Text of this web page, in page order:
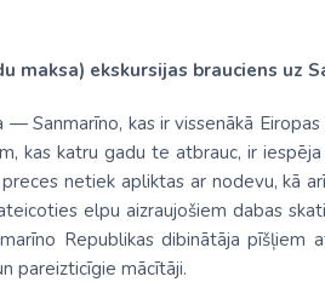
maksa) ekskursijas brauciens uz
Sanmarīno, kas ir vissenākā
kas katru gadu te atbrauc, ir
netiek apliktas ar nodevu, kā
elpu aizraujošiem dabas
Republikas dibinātāja pīšļiem
pareizticīgie mācītāji.